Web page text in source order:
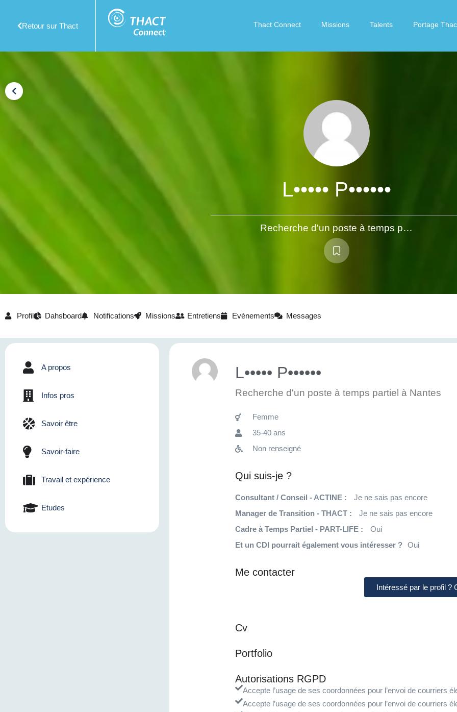
Retour sur Thact Thact Connect Missions Talents Portage
L••••• P••••••
Recherche d'un poste à temps partiel à Nantes
Profil Dahsboard Notifications Missions Entretiens Evènements Messages
A propos
Infos pros
Savoir être
Savoir-faire
Travail et expérience
Etudes
L••••• P••••••
Recherche d'un poste à temps partiel à Nantes
Femme
35-40 ans
Non renseigné
Qui suis-je ?
Consultant / Conseil - ACTINE :
Je ne sais pas encore
Manager de Transition - THACT :
Je ne sais pas encore
Cadre à Temps Partiel - PART-LIFE :
Oui
Et un CDI pourrait également vous intéresser ? Oui
Me contacter
Intéressé par le profil ?
Cv
Portfolio
Autorisations RGPD
Accepte l’usage de ses coordonnées pour l’envoi de courriers
Accepte l’usage de ses coordonnées pour l’envoi de courriers